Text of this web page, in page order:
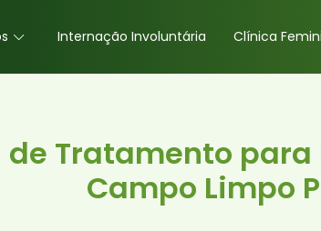
Internação Involuntária Clínica
Tratamento
Campo Limpo